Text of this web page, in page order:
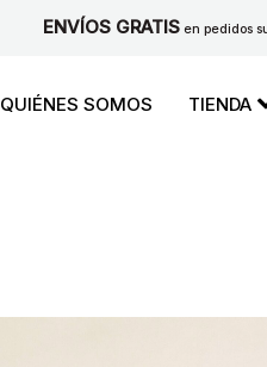
ENVÍOS GRATISen pedidos
QUIÉNES SOMOS TIENDA